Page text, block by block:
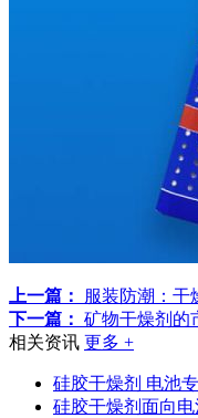
上一篇：
服装防潮：干
下一篇： 矿物干燥剂的
相关资讯 更多 +
硅胶干燥剂 电池
硅胶干燥剂面向